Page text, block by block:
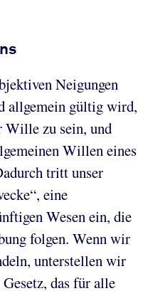
Neigungen
allgemein gültig wird,
zu sein, und
Willen eines
tritt unser
eine
Wesen ein, die
folgen. Wenn wir
unterstellen wir
das für alle